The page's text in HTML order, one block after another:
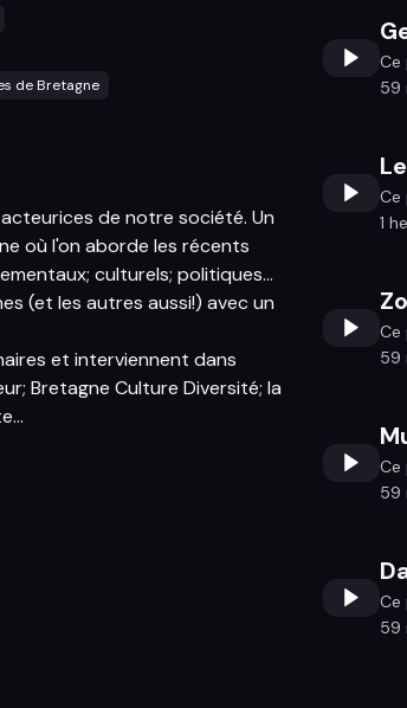
de Bretagne
de notre société. Un
où l'on aborde les récents
culturels; politiques...
(et les autres aussi!) avec un
et interviennent dans
Bretagne Culture Diversité; la
Ce
59
Ce
1
Ce
59
Ce
59
Ce
59